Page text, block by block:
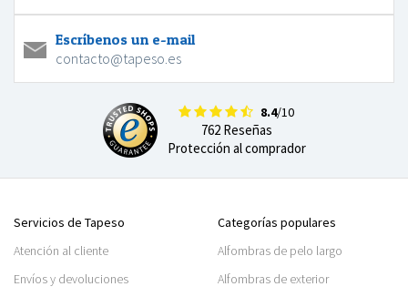
Escríbenos un e-mail
contacto@tapeso.es
8.4/10
762 Reseñas
Protección al comprador
Servicios de Tapeso
Atención al cliente
Envíos y devoluciones
Categorías populares
Alfombras de pelo largo
Alfombras de exterior